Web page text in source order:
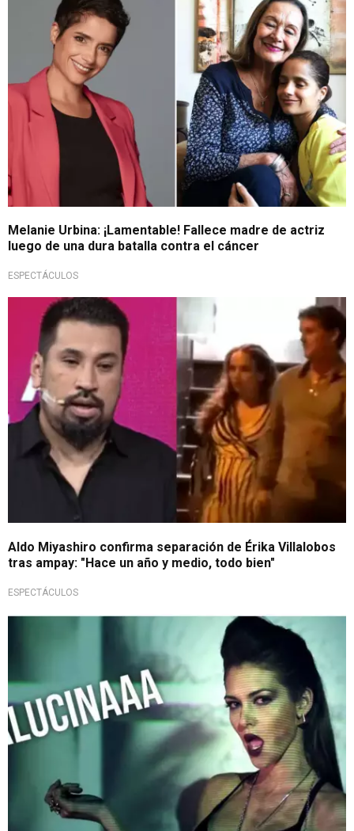
Melanie Urbina: ¡Lamentable! Fallece madre de actriz
luego de una dura batalla contra el cáncer
ESPECTÁCULOS
¡Se pronunció!
Aldo Miyashiro confirma separación de Érika Villalobos
tras ampay: "Hace un año y medio, todo bien"
ESPECTÁCULOS